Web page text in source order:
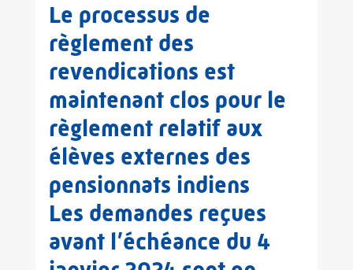
Le processus de
règlement des
revendications est
maintenant clos pour le
règlement relatif aux
élèves externes des
pensionnats indiens
Les demandes reçues
avant l’échéance du 4